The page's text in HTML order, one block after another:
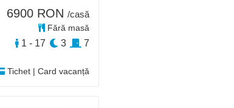
Tichet | Card vacanță
6900 RON /casă
Fără masă
1 - 17 3 7